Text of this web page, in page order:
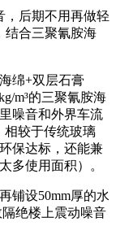
，后期不用再做轻
结合三聚氰胺海
绵+双层石膏
m³的三聚氰胺海
噪音和外界车流
相较于传统玻璃
保达标，还能兼
多使用面积）。
铺设50mm厚的水
绝楼上震动噪音